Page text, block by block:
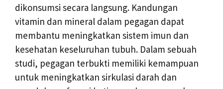
dikonsumsi secara langsung. Kandungan
vitamin dan mineral dalam pegagan dapat
membantu meningkatkan sistem imun dan
kesehatan keseluruhan tubuh. Dalam sebuah
studi, pegagan terbukti memiliki kemampuan
untuk meningkatkan sirkulasi darah dan